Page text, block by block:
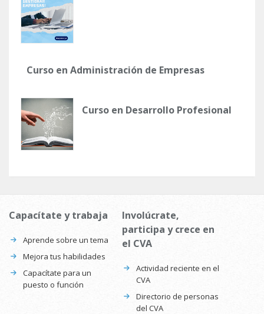
Curso en Administración de Empresas
Curso en Desarrollo Profesional
Capacítate y trabaja
Aprende sobre un tema
Mejora tus habilidades
Capacítate para un
puesto o función
Involúcrate,
participa y crece en
el CVA
Actividad reciente en el
CVA
Directorio de personas
del CVA